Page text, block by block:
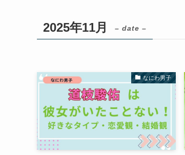
2025年11月 – date –
なにわ男子